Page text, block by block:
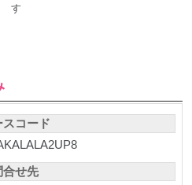
す
スコード
合せ先